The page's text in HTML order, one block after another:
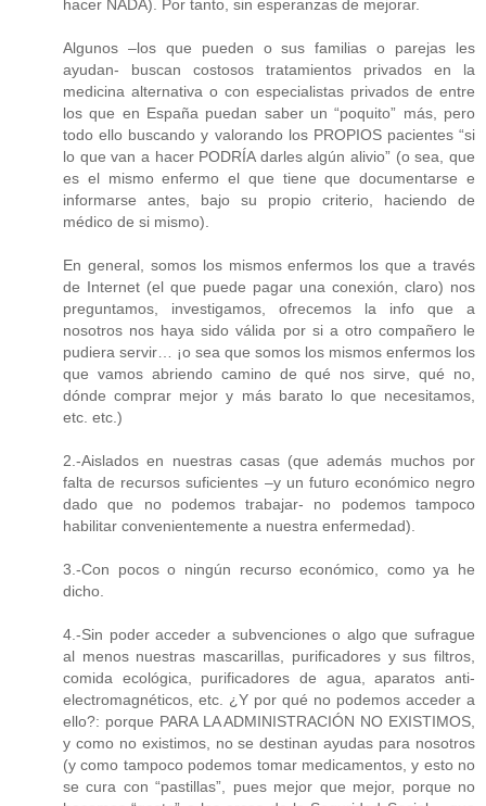
hacer NADA). Por tanto, sin esperanzas de mejorar.
Algunos –los que pueden o sus familias o parejas les
ayudan- buscan costosos tratamientos privados en la
medicina alternativa o con especialistas privados de entre
los que en España puedan saber un “poquito” más, pero
todo ello buscando y valorando los PROPIOS pacientes “si
lo que van a hacer PODRÍA darles algún alivio” (o sea, que
es el mismo enfermo el que tiene que documentarse e
informarse antes, bajo su propio criterio, haciendo de
médico de si mismo).
En general, somos los mismos enfermos los que a través
de Internet (el que puede pagar una conexión, claro) nos
preguntamos, investigamos, ofrecemos la info que a
nosotros nos haya sido válida por si a otro compañero le
pudiera servir… ¡o sea que somos los mismos enfermos los
que vamos abriendo camino de qué nos sirve, qué no,
dónde comprar mejor y más barato lo que necesitamos,
etc. etc.)
2.-Aislados en nuestras casas (que además muchos por
falta de recursos suficientes –y un futuro económico negro
dado que no podemos trabajar- no podemos tampoco
habilitar convenientemente a nuestra enfermedad).
3.-Con pocos o ningún recurso económico, como ya he
dicho.
4.-Sin poder acceder a subvenciones o algo que sufrague
al menos nuestras mascarillas, purificadores y sus filtros,
comida ecológica, purificadores de agua, aparatos anti-
electromagnéticos, etc. ¿Y por qué no podemos acceder a
ello?: porque PARA LA ADMINISTRACIÓN NO EXISTIMOS,
y como no existimos, no se destinan ayudas para nosotros
(y como tampoco podemos tomar medicamentos, y esto no
se cura con “pastillas”, pues mejor que mejor, porque no